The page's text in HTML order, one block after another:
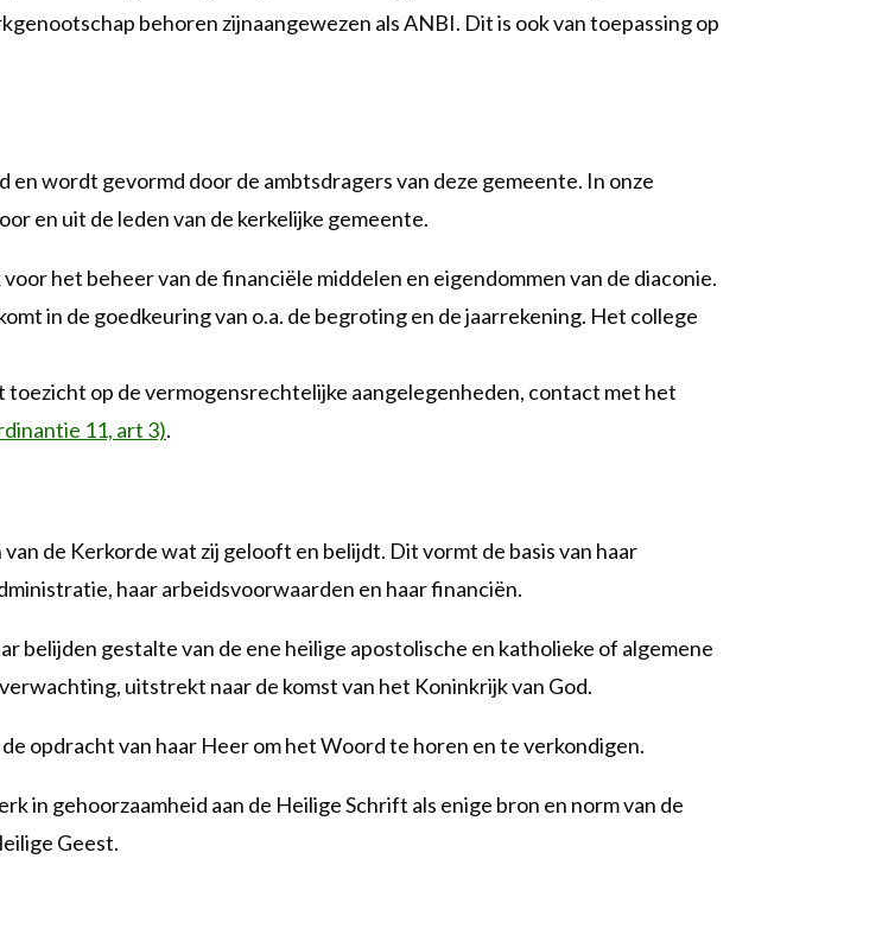
behoren zijnaangewezen als ANBI. Dit is ook van toepassing op
wordt gevormd door de ambtsdragers van deze gemeente. In onze
en uit de leden van de kerkelijke gemeente.
het beheer van de financiële middelen en eigendommen van de diaconie.
in de goedkeuring van o.a. de begroting en de jaarrekening. Het college
op de vermogensrechtelijke aangelegenheden, contact met het
11, art 3).
de Kerkorde wat zij gelooft en belijdt. Dit vormt de basis van haar
haar arbeidsvoorwaarden en haar financiën.
belijden gestalte van de ene heilige apostolische en katholieke of algemene
uitstrekt naar de komst van het Koninkrijk van God.
opdracht van haar Heer om het Woord te horen en te verkondigen.
in gehoorzaamheid aan de Heilige Schrift als enige bron en norm van de
Geest.